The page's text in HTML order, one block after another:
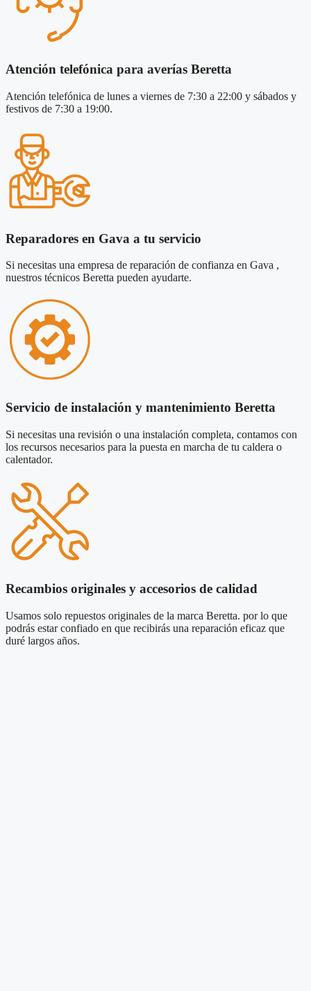
Atención telefónica para averías Beretta
Atención telefónica de lunes a viernes de 7:30 a 22:00 y sábados y
festivos de 7:30 a 19:00.
Reparadores en Gava a tu servicio
Si necesitas una empresa de reparación de confianza en Gava ,
nuestros técnicos Beretta pueden ayudarte.
Servicio de instalación y mantenimiento Beretta
Si necesitas una revisión o una instalación completa, contamos con
los recursos necesarios para la puesta en marcha de tu caldera o
calentador.
Recambios originales y accesorios de calidad
Usamos solo repuestos originales de la marca Beretta. por lo que
podrás estar confiado en que recibirás una reparación eficaz que
duré largos años.